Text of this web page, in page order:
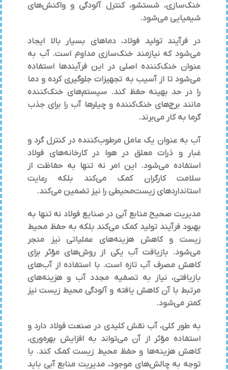
خنک‌سازی، شستشو، کنترل آلودگی و واکنش‌های
شیمیایی می‌شود.
در فرآیند تولید فولاد، دماهای بسیار بالا ایجاد
می‌شود که نیازمند خنک‌سازی مداوم است. آب به
عنوان خنک‌کننده اصلی در این فرآیندها استفاده
می‌شود تا از آسیب به تجهیزات جلوگیری کرده و دما
را در حد بهینه حفظ کند. سیستم‌های خنک‌کننده
مانند برج‌های خنک‌کننده و چیلرها آب را برای جذب
گرما به کار می‌برند.
آب به عنوان یک عامل مرطوب‌کننده در کنترل گرد و
غبار و ذرات معلق در هوا در کارخانه‌های فولاد
استفاده می‌شود. این امر نه تنها به حفاظت از
سلامت کارگران کمک می‌کند بلکه رعایت
استانداردهای زیست‌محیطی را نیز تضمین می‌کند.
مدیریت صحیح منابع آبی در صنایع فولاد نه تنها به
بهبود فرآیند تولید کمک می‌کند بلکه به حفظ محیط
زیست و کاهش هزینه‌های عملیاتی نیز منجر
می‌شود. بازیافت آب یکی از روش‌های مؤثر برای
کاهش مصرف آب تازه است. با استفاده از آب‌های
بازیافتی، نیاز به تصفیه مجدد آب و هزینه‌های
مرتبط با آن کاهش یافته و آلودگی محیط زیست نیز
کمتر می‌شود.
به طور کلی، آب نقش کلیدی در صنعت فولاد دارد و
استفاده مؤثر از آن می‌تواند به افزایش بهره‌وری،
کاهش هزینه‌ها و حفظ محیط زیست کمک کند. با
توجه به چالش‌های موجود، مدیریت منابع آبی باید